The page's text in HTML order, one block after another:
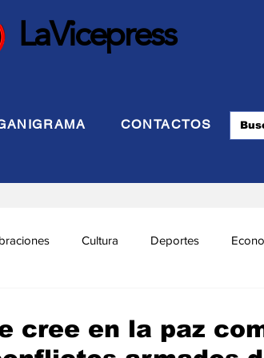
LaVicepress
CONTACTOS
Cultura Deportes
cree en la paz